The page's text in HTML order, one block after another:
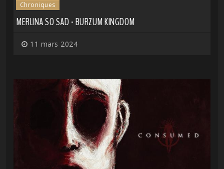
Chroniques
MERLINA SO SAD - BURZUM KINGDOM
11 mars 2024